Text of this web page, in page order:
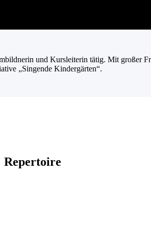
und Kursleiterin tätig. Mit großer
„Singende Kindergärten“.
Repertoire